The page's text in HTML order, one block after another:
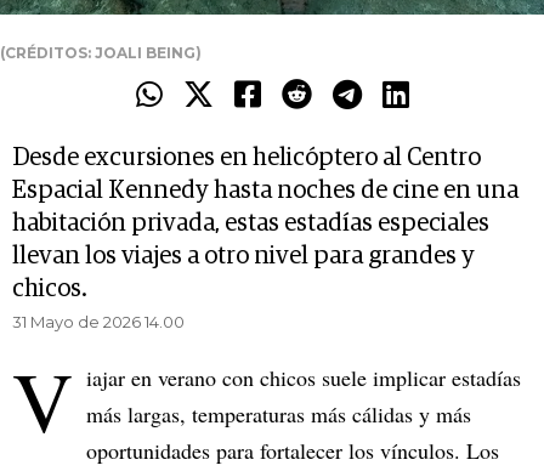
(CRÉDITOS: JOALI BEING)
Desde excursiones en helicóptero al Centro
Espacial Kennedy hasta noches de cine en una
habitación privada, estas estadías especiales
llevan los viajes a otro nivel para grandes y
chicos.
31 Mayo de 2026 14.00
V iajar en verano con chicos suele implicar estadías
más largas, temperaturas más cálidas y más
oportunidades para fortalecer los vínculos. Los